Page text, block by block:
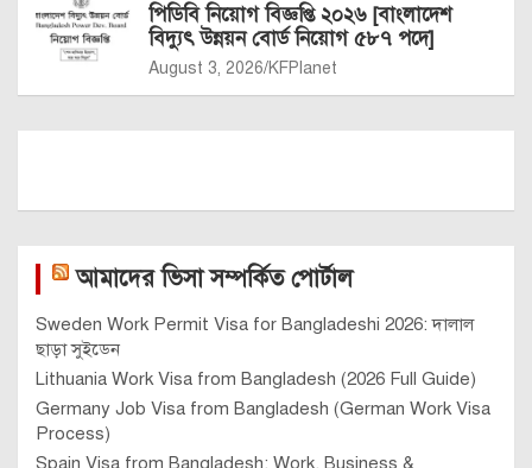
পিডিবি নিয়োগ বিজ্ঞপ্তি ২০২৬ [বাংলাদেশ
বিদ্যুৎ উন্নয়ন বোর্ড নিয়োগ ৫৮৭ পদে]
August 3, 2026 KFPlanet
আমাদের ভিসা সম্পর্কিত পোর্টাল
Sweden Work Permit Visa for Bangladeshi 2026: দালাল
ছাড়া সুইডেন
Lithuania Work Visa from Bangladesh (2026 Full Guide)
Germany Job Visa from Bangladesh (German Work Visa
Process)
Spain Visa from Bangladesh: Work, Business &